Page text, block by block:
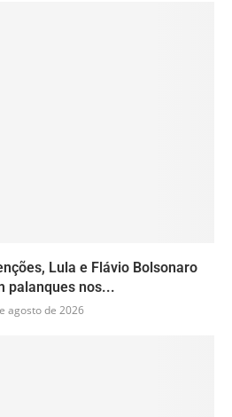
Lula e Flávio Bolsonaro
palanques nos...
agosto de 2026